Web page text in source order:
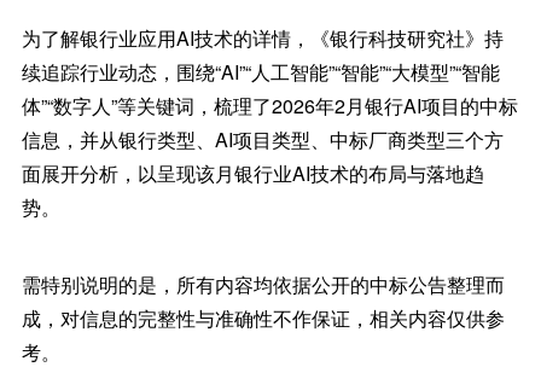
为了解银行业应用AI技术的详情，《银行科技研究社》持
续追踪行业动态，围绕“AI”“人工智能”“智能”“大模型”“智能
体”“数字人”等关键词，梳理了2026年2月银行AI项目的中标
信息，并从银行类型、AI项目类型、中标厂商类型三个方
面展开分析，以呈现该月银行业AI技术的布局与落地趋
势。
需特别说明的是，所有内容均依据公开的中标公告整理而
成，对信息的完整性与准确性不作保证，相关内容仅供参
考。